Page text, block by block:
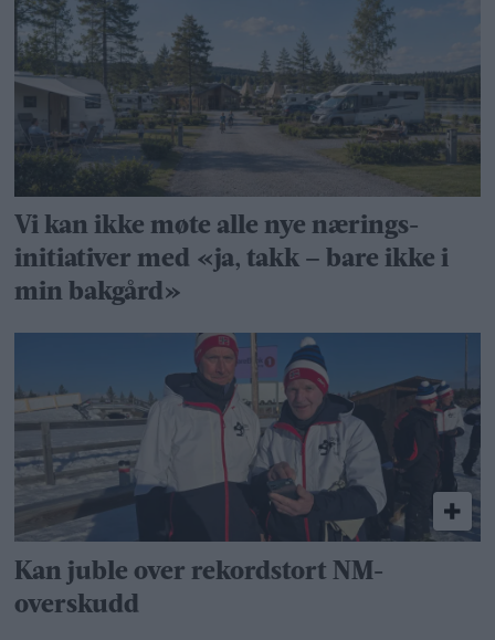
Vi kan ikke møte alle nye nærings­
initiativer med «ja, takk – bare ikke i
min bakgård»
Kan juble over rekordstort NM-
overskudd